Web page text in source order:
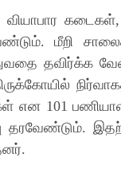
வியாபார கடைகள்,
.மீறி
தவிர்க்க
என 101
தரவேண்டும்.
.